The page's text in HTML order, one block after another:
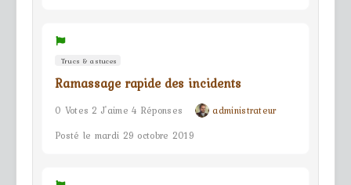
Trucs & astuces
Ramassage rapide des incidents
0 Votes 2 J'aime 4 Réponses
administrateur
Posté le mardi 29 octobre 2019